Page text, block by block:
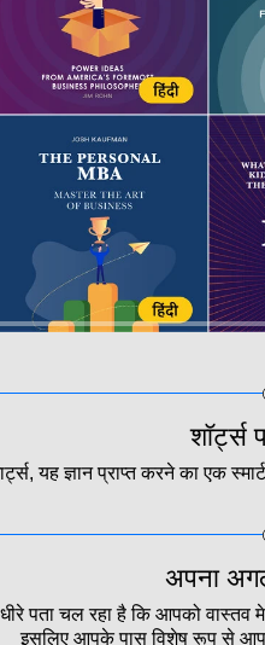
शॉर्ट्स
यह ज्ञान प्राप्त करने का एक
अपना
धीरे पता चल रहा है कि आपको
इसलिए आपके पास विशेष रूप से